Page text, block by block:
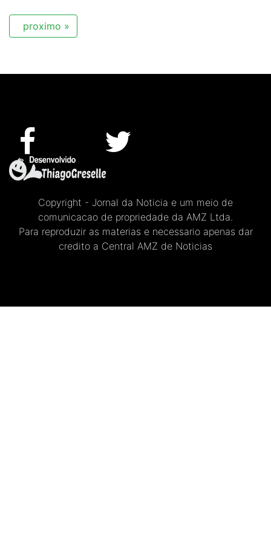
proximo »
Copyright - Jornal da Noticia e um meio de
comunicacao de propriedade da AMZ Ltda.
Para reproduzir as materias e necessario apenas dar
credito a Central AMZ de Noticias